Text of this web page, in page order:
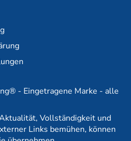
- Eingetragene Marke - alle
Vollständigkeit und
Links bemühen, können